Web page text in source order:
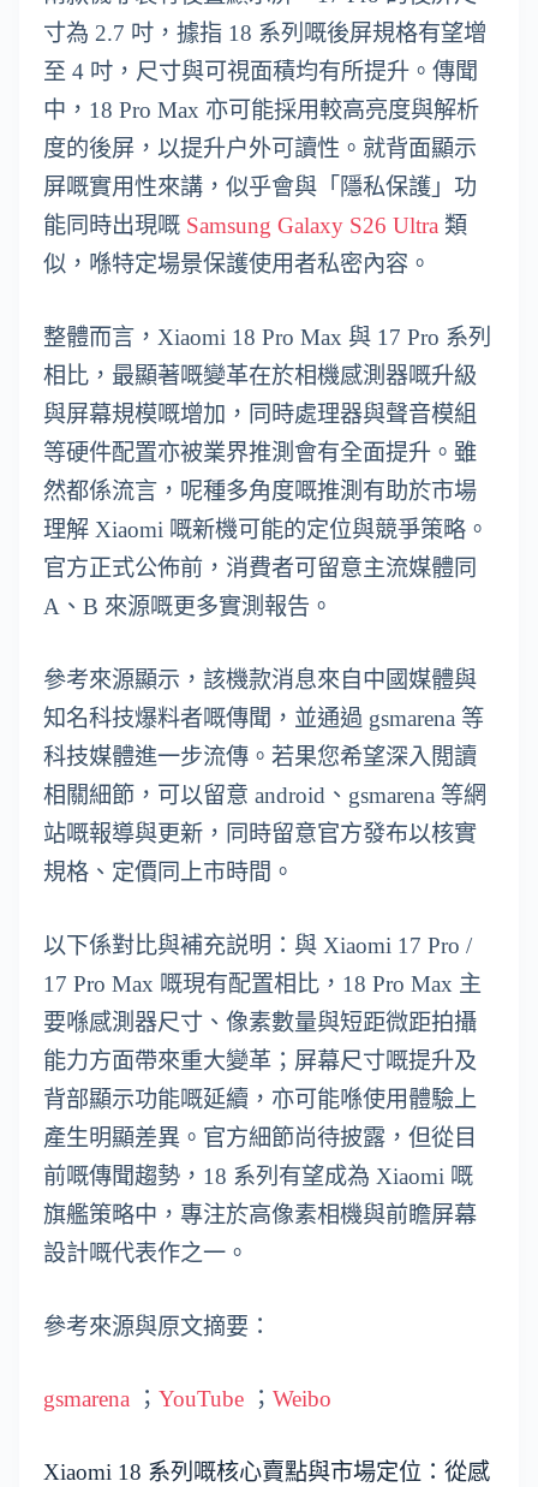
寸為 2.7 吋，據指 18 系列嘅後屏規格有望增
至 4 吋，尺寸與可視面積均有所提升。傳聞
中，18 Pro Max 亦可能採用較高亮度與解析
度的後屏，以提升户外可讀性。就背面顯示
屏嘅實用性來講，似乎會與「隱私保護」功
能同時出現嘅 Samsung Galaxy S26 Ultra 類
似，喺特定場景保護使用者私密內容。
整體而言，Xiaomi 18 Pro Max 與 17 Pro 系列
相比，最顯著嘅變革在於相機感測器嘅升級
與屏幕規模嘅增加，同時處理器與聲音模組
等硬件配置亦被業界推測會有全面提升。雖
然都係流言，呢種多角度嘅推測有助於市場
理解 Xiaomi 嘅新機可能的定位與競爭策略。
官方正式公佈前，消費者可留意主流媒體同
A、B 來源嘅更多實測報告。
參考來源顯示，該機款消息來自中國媒體與
知名科技爆料者嘅傳聞，並通過 gsmarena 等
科技媒體進一步流傳。若果您希望深入閲讀
相關細節，可以留意 android、gsmarena 等網
站嘅報導與更新，同時留意官方發布以核實
規格、定價同上市時間。
以下係對比與補充説明：與 Xiaomi 17 Pro /
17 Pro Max 嘅現有配置相比，18 Pro Max 主
要喺感測器尺寸、像素數量與短距微距拍攝
能力方面帶來重大變革；屏幕尺寸嘅提升及
背部顯示功能嘅延續，亦可能喺使用體驗上
產生明顯差異。官方細節尚待披露，但從目
前嘅傳聞趨勢，18 系列有望成為 Xiaomi 嘅
旗艦策略中，專注於高像素相機與前瞻屏幕
設計嘅代表作之一。
參考來源與原文摘要：
gsmarena ； YouTube ； Weibo
Xiaomi 18 系列嘅核心賣點與市場定位：從感